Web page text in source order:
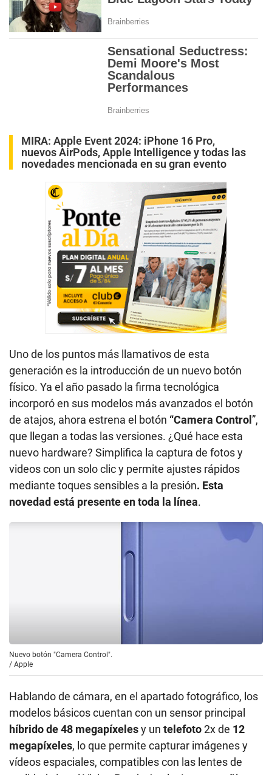
MIRA: Apple Event 2024: iPhone 16 Pro,
nuevos AirPods, Apple Intelligence y todas las
novedades mencionada en su gran evento
Uno de los puntos más llamativos de esta
generación es la introducción de un nuevo botón
físico. Ya el año pasado la firma tecnológica
incorporó en sus modelos más avanzados el botón
de atajos, ahora estrena el botón “Camera Control ”,
que llegan a todas las versiones. ¿Qué hace esta
nuevo hardware? Simplifica la captura de fotos y
videos con un solo clic y permite ajustes rápidos
mediante toques sensibles a la presión. Esta
novedad está presente en toda la línea.
Nuevo botón "Camera Control".
/ Apple
Hablando de cámara, en el apartado fotográfico, los
modelos básicos cuentan con un sensor principal
híbrido de 48 megapíxelesy un telefoto2x de 12
megapíxeles, lo que permite capturar imágenes y
vídeos espaciales, compatibles con las lentes de